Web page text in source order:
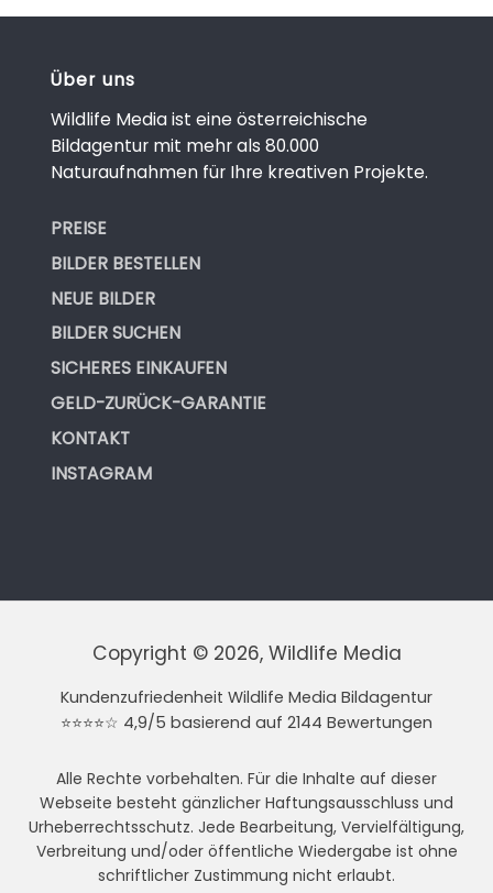
Über uns
Wildlife Media ist eine österreichische
Bildagentur mit mehr als 80.000
Naturaufnahmen für Ihre kreativen Projekte.
PREISE
BILDER BESTELLEN
NEUE BILDER
BILDER SUCHEN
SICHERES EINKAUFEN
GELD-ZURÜCK-GARANTIE
KONTAKT
INSTAGRAM
Copyright © 2026, Wildlife Media
Kundenzufriedenheit Wildlife Media Bildagentur
⭐⭐⭐⭐☆ 4,9/5 basierend auf 2144 Bewertungen
Alle Rechte vorbehalten. Für die Inhalte auf dieser
Webseite besteht gänzlicher Haftungsausschluss und
Urheberrechtsschutz. Jede Bearbeitung, Vervielfältigung,
Verbreitung und/oder öffentliche Wiedergabe ist ohne
schriftlicher Zustimmung nicht erlaubt.